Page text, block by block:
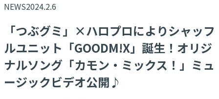
NEWS2024.2.6
「つぶグミ」×ハロプロによりシャッフ
ルユニット「GOODM!X」誕生！オリジ
ナルソング「カモン・ミックス！」ミュ
ージックビデオ公開♪